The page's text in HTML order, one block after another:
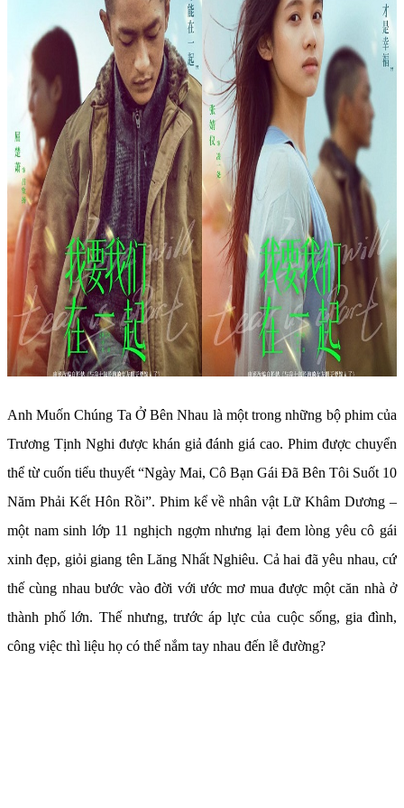
Anh Muốn Chúng Ta Ở Bên Nhau là một trong những bộ phim của
Trương Tịnh Nghi được khán giả đánh giá cao. Phim được chuyển
thể từ cuốn tiểu thuyết “Ngày Mai, Cô Bạn Gái Đã Bên Tôi Suốt 10
Năm Phải Kết Hôn Rồi”. Phim kể về nhân vật Lữ Khâm Dương –
một nam sinh lớp 11 nghịch ngợm nhưng lại đem lòng yêu cô gái
xinh đẹp, giỏi giang tên Lăng Nhất Nghiêu. Cả hai đã yêu nhau, cứ
thế cùng nhau bước vào đời với ước mơ mua được một căn nhà ở
thành phố lớn. Thế nhưng, trước áp lực của cuộc sống, gia đình,
công việc thì liệu họ có thể nắm tay nhau đến lễ đường?